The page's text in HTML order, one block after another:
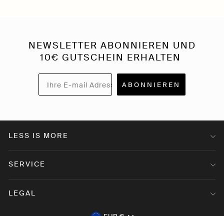
NEWSLETTER ABONNIEREN UND
10€ GUTSCHEIN ERHALTEN
ABONNIEREN
LESS IS MORE
SERVICE
LEGAL